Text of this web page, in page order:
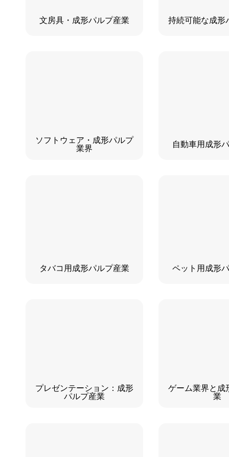
文房具・成形パルプ産業 持続可能な成形
ソフトウェア・成形パルプ
業界
自動車用成形
タバコ用成形パルプ産業 ペット用成形
プレゼンテーション：成形
パルプ産業
ゲーム業界と成
業